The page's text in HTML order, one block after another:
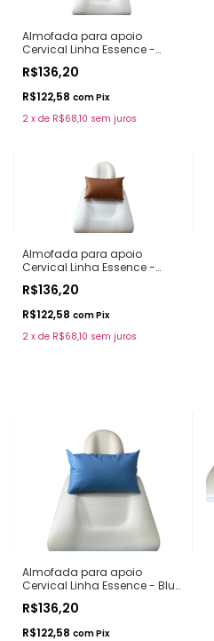
Almofada para apoio
Cervical Linha Essence -
R$136,20
R$122,58 comPix
2 x de R$68,10 sem juros
Almofada para apoio
Cervical Linha Essence -
R$136,20
R$122,58 comPix
2 x de R$68,10 sem juros
Almofada para apoio
Cervical Linha Essence - Blue
R$136,20
R$122,58 comPix